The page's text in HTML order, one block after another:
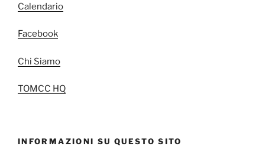
Calendario
Facebook
Chi Siamo
TOMCC HQ
INFORMAZIONI SU QUESTO SITO